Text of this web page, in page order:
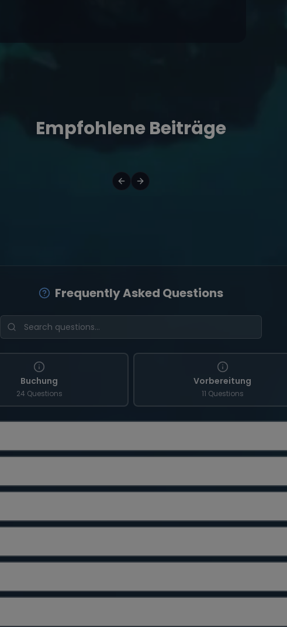
Empfohlene Beiträge
Frequently Asked Questions
Buchung
24 Questions
Vorbereitung
11 Questions